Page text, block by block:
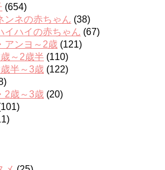
(654)
ンネの赤ちゃん (38)
イハイの赤ちゃん (67)
アンヨ～2歳 (121)
～2歳半 (110)
半～3歳 (122)
2歳～3歳 (20)